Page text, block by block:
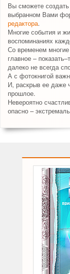
Вы сможете
выбранном Вами
редактора.
Многие события и
воспоминаниях
Со временем
главное –
далеко не всегда
А с фотокнигой
И, раскрыв ее даже
прошлое.
Невероятно
опасно –